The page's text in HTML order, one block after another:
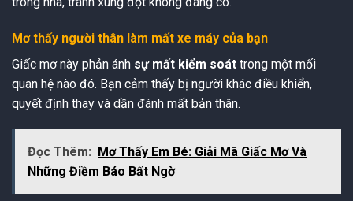
Mơ thấy người thân làm mất xe máy của bạn
Giấc mơ này phản ánh sự mất kiểm soát trong một mối
quan hệ nào đó. Bạn cảm thấy bị người khác điều khiển,
quyết định thay và dần đánh mất bản thân.
Đọc Thêm:
Mơ Thấy Em Bé: Giải Mã Giấc Mơ Và
Những Điềm Báo Bất Ngờ